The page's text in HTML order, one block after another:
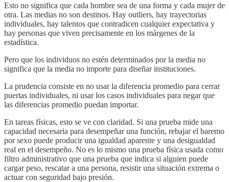
Esto no significa que cada hombre sea de una forma y cada mujer de
otra. Las medias no son destinos. Hay outliers, hay trayectorias
individuales, hay talentos que contradicen cualquier expectativa y
hay personas que viven precisamente en los márgenes de la
estadística.
Pero que los individuos no estén determinados por la media no
significa que la media no importe para diseñar instituciones.
La prudencia consiste en no usar la diferencia promedio para cerrar
puertas individuales, ni usar los casos individuales para negar que
las diferencias promedio puedan importar.
En tareas físicas, esto se ve con claridad. Si una prueba mide una
capacidad necesaria para desempeñar una función, rebajar el baremo
por sexo puede producir una igualdad aparente y una desigualdad
real en el desempeño. No es lo mismo una prueba física usada como
filtro administrativo que una prueba que indica si alguien puede
cargar peso, rescatar a una persona, resistir una situación extrema o
actuar con seguridad bajo presión.